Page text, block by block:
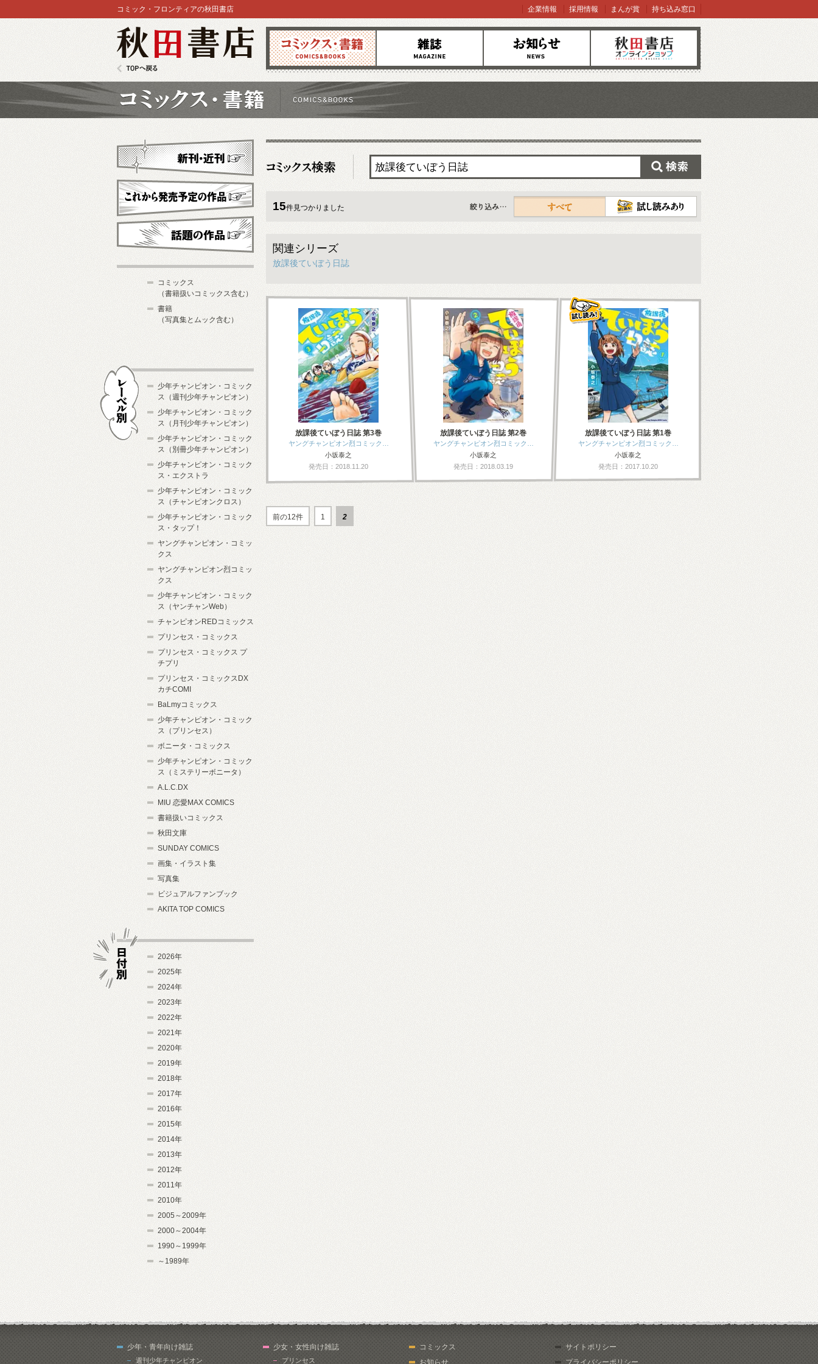
コミックス 雑誌 お知らせ オンラインショップ
コミック・フロンティアの秋田書店 企業情報 採用情報 まんが賞 持ち込み窓口
15件見つかりました
すべて
関連シリーズ
放課後ていぼう日誌
放課後ていぼう日誌 第3巻
ヤングチャンピオン烈コミック…
小坂泰之
発売日：2018.11.20
放課後ていぼう日誌 第2巻
ヤングチャンピオン烈コミック…
小坂泰之
発売日：2018.03.19
放課後ていぼう日誌 第1巻
ヤングチャンピオン烈コミック…
小坂泰之
発売日：2017.10.20
前の12件 1 2
新刊・近刊
これから発売予定
コミックス
（書籍扱いコミックス含む）
書籍
（写真集とムック含む）
少年チャンピオン・コミック
ス（週刊少年チャンピオン）
少年チャンピオン・コミック
ス（月刊少年チャンピオン）
少年チャンピオン・コミック
ス（別冊少年チャンピオン）
少年チャンピオン・コミック
ス・エクストラ
少年チャンピオン・コミック
ス（チャンピオンクロス）
少年チャンピオン・コミック
ス・タップ！
ヤングチャンピオン・コミッ
クス
ヤングチャンピオン烈コミッ
クス
少年チャンピオン・コミック
ス（ヤンチャンWeb）
チャンピオンREDコミックス
プリンセス・コミックス
プリンセス・コミックス プ
チプリ
プリンセス・コミックスDX
カチCOMI
BaLmyコミックス
少年チャンピオン・コミック
ス（プリンセス）
ボニータ・コミックス
少年チャンピオン・コミック
ス（ミステリーボニータ）
A.L.C.DX
MIU 恋愛MAX COMICS
書籍扱いコミックス
秋田文庫
SUNDAY COMICS
画集・イラスト集
写真集
ビジュアルファンブック
AKITA TOP COMICS
2026年
2025年
2024年
2023年
2022年
2021年
2020年
2019年
2018年
2017年
2016年
2015年
2014年
2013年
2012年
2011年
2010年
2005～2009年
2000～2004年
1990～1999年
～1989年
少年・青年向け雑誌
週刊少年チャンピオン
少女・女性向け雑誌
プリンセス
コミックス
お知らせ
サイトポリシー
プライバシーポリシー